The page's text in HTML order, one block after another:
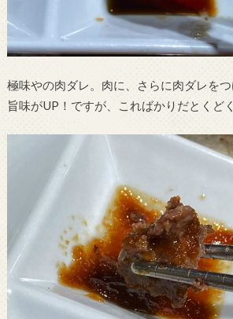
極味やの肉ダレ。肉に、さらに肉ダレをつ
旨味がUP！ですが、こればかりだとくど